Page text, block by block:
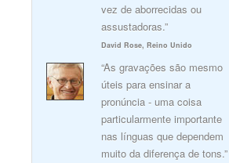
vez de aborrecidas ou
assustadoras.”
David Rose, Reino Unido
“As gravações são mesmo
úteis para ensinar a
pronúncia - uma coisa
particularmente importante
nas línguas que dependem
muito da diferença de tons.”